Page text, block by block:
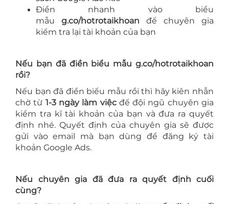
Điền nhanh vào biểu
mẫu g.co/hotrotaikhoan để chuyên gia
kiểm tra lại tài khoản của bạn
Nếu bạn đã điền biểu mẫu g.co/hotrotaikhoan
rồi?
Nếu bạn đã điền biểu mẫu rồi thì hãy kiên nhẫn
chờ từ 1-3 ngày làm việcđể đội ngũ chuyên gia
kiểm tra kĩ tài khoản của bạn và đưa ra quyết
định nhé. Quyết định của chuyên gia sẽ được
gửi vào email mà bạn dùng để đăng ký tài
khoản Google Ads.
Nếu chuyên gia đã đưa ra quyết định cuối
cùng?